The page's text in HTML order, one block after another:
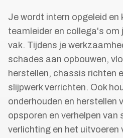
Je wordt intern opgeleid en
teamleider en collega's om
vak. Tijdens je
schades aan opbouwen,
herstellen, chassis richten
slijpwerk verrichten. Ook
onderhouden en herstellen
opsporen en verhelpen van
verlichting en het uitvoeren